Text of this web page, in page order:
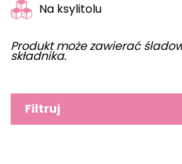
Na ksylitolu
Produkt może zawierać
składnika.
Filtruj